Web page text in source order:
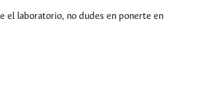
el laboratorio, no dudes en ponerte en